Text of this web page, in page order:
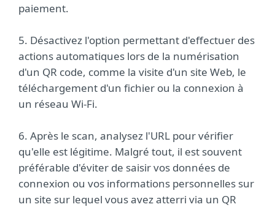
paiement.
5. Désactivez l'option permettant d'effectuer des
actions automatiques lors de la numérisation
d'un QR code, comme la visite d'un site Web, le
téléchargement d'un fichier ou la connexion à
un réseau Wi-Fi.
6. Après le scan, analysez l'URL pour vérifier
qu'elle est légitime. Malgré tout, il est souvent
préférable d'éviter de saisir vos données de
connexion ou vos informations personnelles sur
un site sur lequel vous avez atterri via un QR